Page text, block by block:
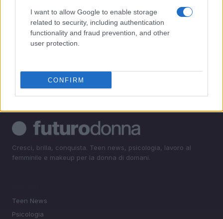
I want to allow Google to enable storage
related to security, including authentication
functionality and fraud prevention, and other
user protection.
CONFIRM
Laboratorio nazionale per studenti: salute urbana e
opportunità professionali
Guida a tre mood look ispirati alle eroine dei
Cresci, brilla, conquista. Teen news, psicologia, lavoro al
femminile e makeup per la donna di domani.
Teen News
Psicologia